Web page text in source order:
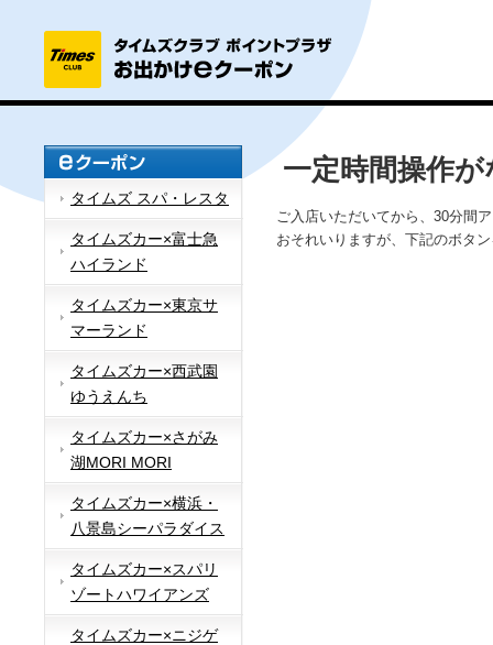
タイムズ スパ・レスタ
タイムズカー×富士急
ハイランド
タイムズカー×東京サ
マーランド
タイムズカー×西武園
ゆうえんち
タイムズカー×さがみ
湖MORI MORI
タイムズカー×横浜・
八景島シーパラダイス
タイムズカー×スパリ
ゾートハワイアンズ
タイムズカー×ニジゲ
一定時間操作
ご入店いただいてから、30分間
おそれいりますが、下記のボタ